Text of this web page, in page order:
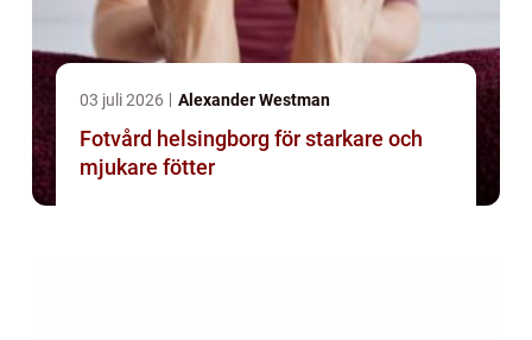
03 juli 2026 Alexander Westman
Fotvård helsingborg för starkare och
mjukare fötter